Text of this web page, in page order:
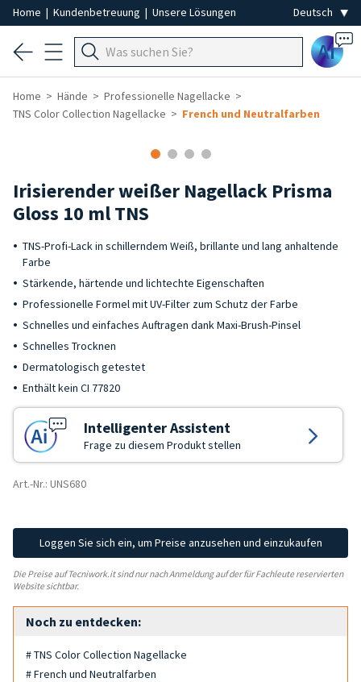
Home | Kundenbetreuung | Unsere Lösungen
Ai
Home Hände
Professionelle Nagellacke
TNS Color Collection Nagellacke
French und Neutralfarben
Irisierender weißer Nagellack Prisma
Gloss 10 ml TNS
TNS-Profi-Lack in schillerndem Weiß, brillante und lang anhaltende
Farbe
Stärkende, härtende und lichtechte Eigenschaften
Professionelle Formel mit UV-Filter zum Schutz der Farbe
Schnelles und einfaches Auftragen dank Maxi-Brush-Pinsel
Schnelles Trocknen
Dermatologisch getestet
Enthält kein CI 77820
Intelligenter Assistent
Frage zu diesem Produkt stellen
Art.-Nr.: UNS680
Loggen Sie sich ein, um Preise anzusehen und einzukaufen
Die Preise auf Tecniwork.it sind nur nach Anmeldung auf der für Fachleute reservierten
Website sichtbar.
Noch zu entdecken:
# TNS Color Collection Nagellacke
# French und Neutralfarben